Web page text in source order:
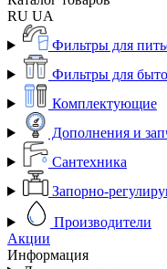
RU UA
Фильтры для
Фильтры для
Комплектующие
Дополнения и
Сантехника
Запорно-
Производители
Акции
Информация